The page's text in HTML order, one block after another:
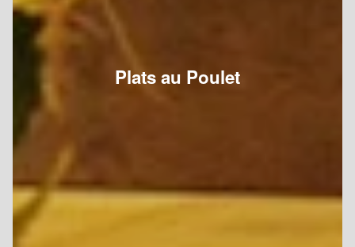
Plats au Poulet